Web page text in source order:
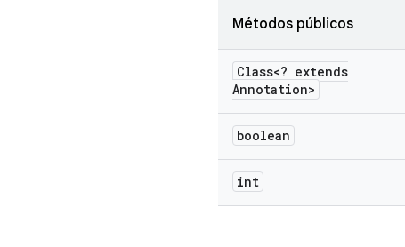
Métodos públicos
Class<? extends
Annotation>
boolean
int